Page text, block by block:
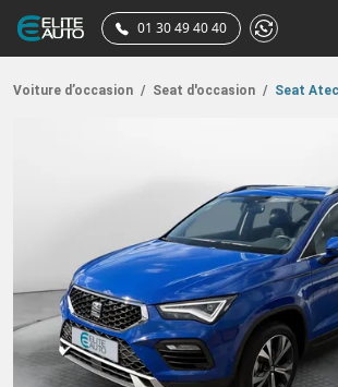
01 30 49 40 40
Voiture d’occasion / Seat d'occasion / Seat